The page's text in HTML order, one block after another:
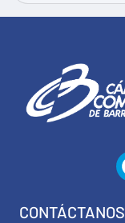
CONTÁCTANOS